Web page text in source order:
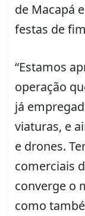
de Macapá
festas de
“Estamos
operação
já
viaturas, e
e drones.
comerciais
converge o
como